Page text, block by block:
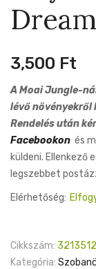
3,500 Ft
A Moai Jungle-
lévő növényekről
Rendelés után
Facebookon és
küldeni. Ellenkező
legszebbet
Elérhetőség:
Cikkszám:
Kategória: